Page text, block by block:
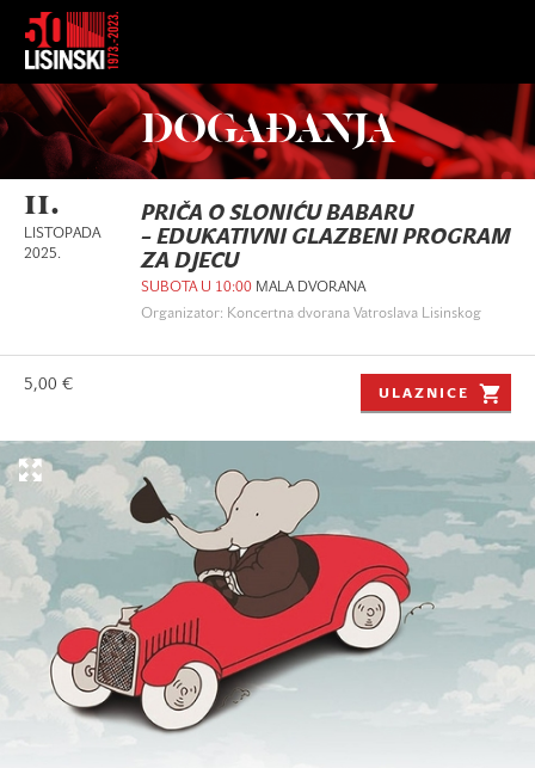
DOGAĐANJA
11.
LISTOPADA
2025.
PRIČA O SLONIĆU BABARU
– EDUKATIVNI GLAZBENI PROGRAM
ZA DJECU
SUBOTA U 10:00 MALA DVORANA
Organizator: Koncertna dvorana Vatroslava Lisinskog
5,00 €
ULAZNICE